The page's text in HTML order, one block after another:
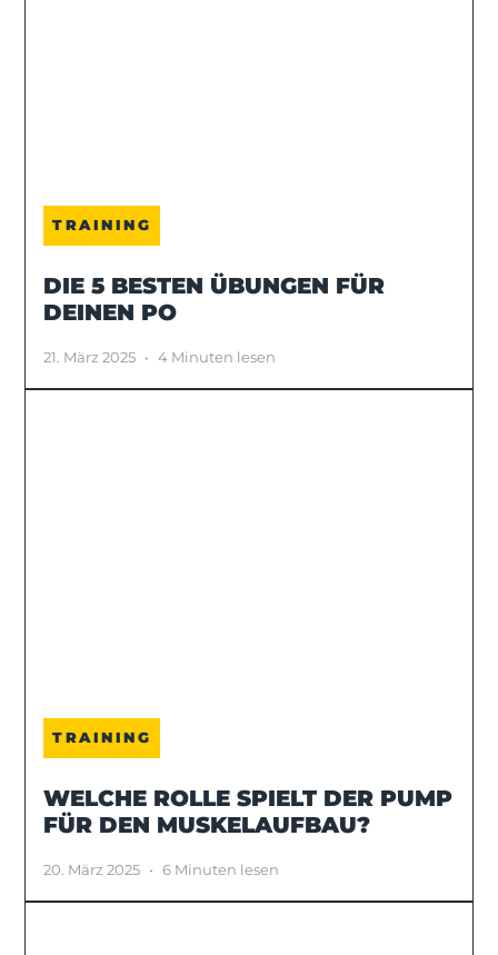
TRAINING
DIE 5 BESTEN ÜBUNGEN FÜR
DEINEN PO
21. März 2025 • 4 Minuten lesen
TRAINING
WELCHE ROLLE SPIELT DER PUMP
FÜR DEN MUSKELAUFBAU?
20. März 2025 • 6 Minuten lesen